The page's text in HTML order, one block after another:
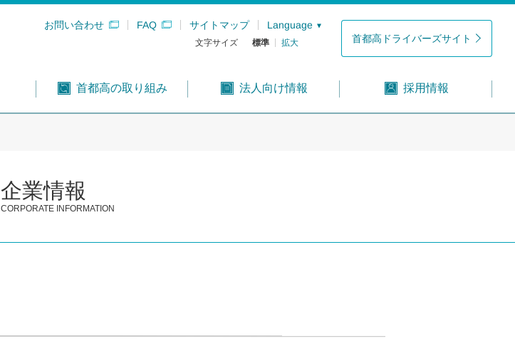
お問い合わせ FAQ サイトマップ Language
文字サイズ 標準 拡大 首都高ドライバーズサイト
首都高の取り組み 法人向け情報 採用情報
企業情報
CORPORATE INFORMATION